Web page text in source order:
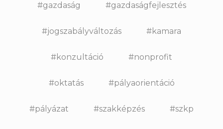
#gazdaság #gazdaságfejlesztés
#jogszabályváltozás #kamara
#konzultáció #nonprofit
#oktatás #pályaorientáció
#pályázat #szakképzés #szkp